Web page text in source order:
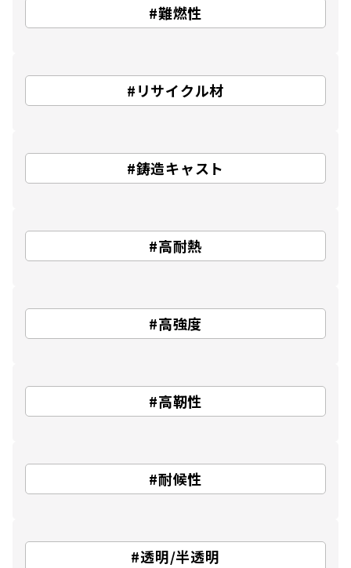
#難燃性
#リサイクル材
#鋳造キャスト
#高耐熱
#高強度
#高靭性
#耐候性
#透明/半透明